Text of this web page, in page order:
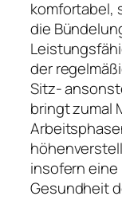
komfortabel,
die
der
Sitz-
bringt zumal
insofern eine
Gesundheit